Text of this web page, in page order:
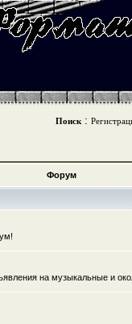
Поиск :
Форум
на музыкальные и